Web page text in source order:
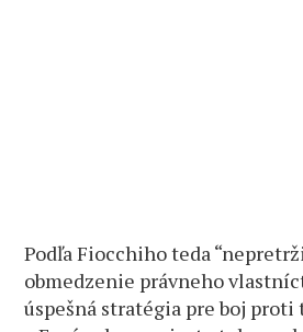
Podľa Fiocchiho teda
obmedzenie právneho
úspešná stratégia pre boj